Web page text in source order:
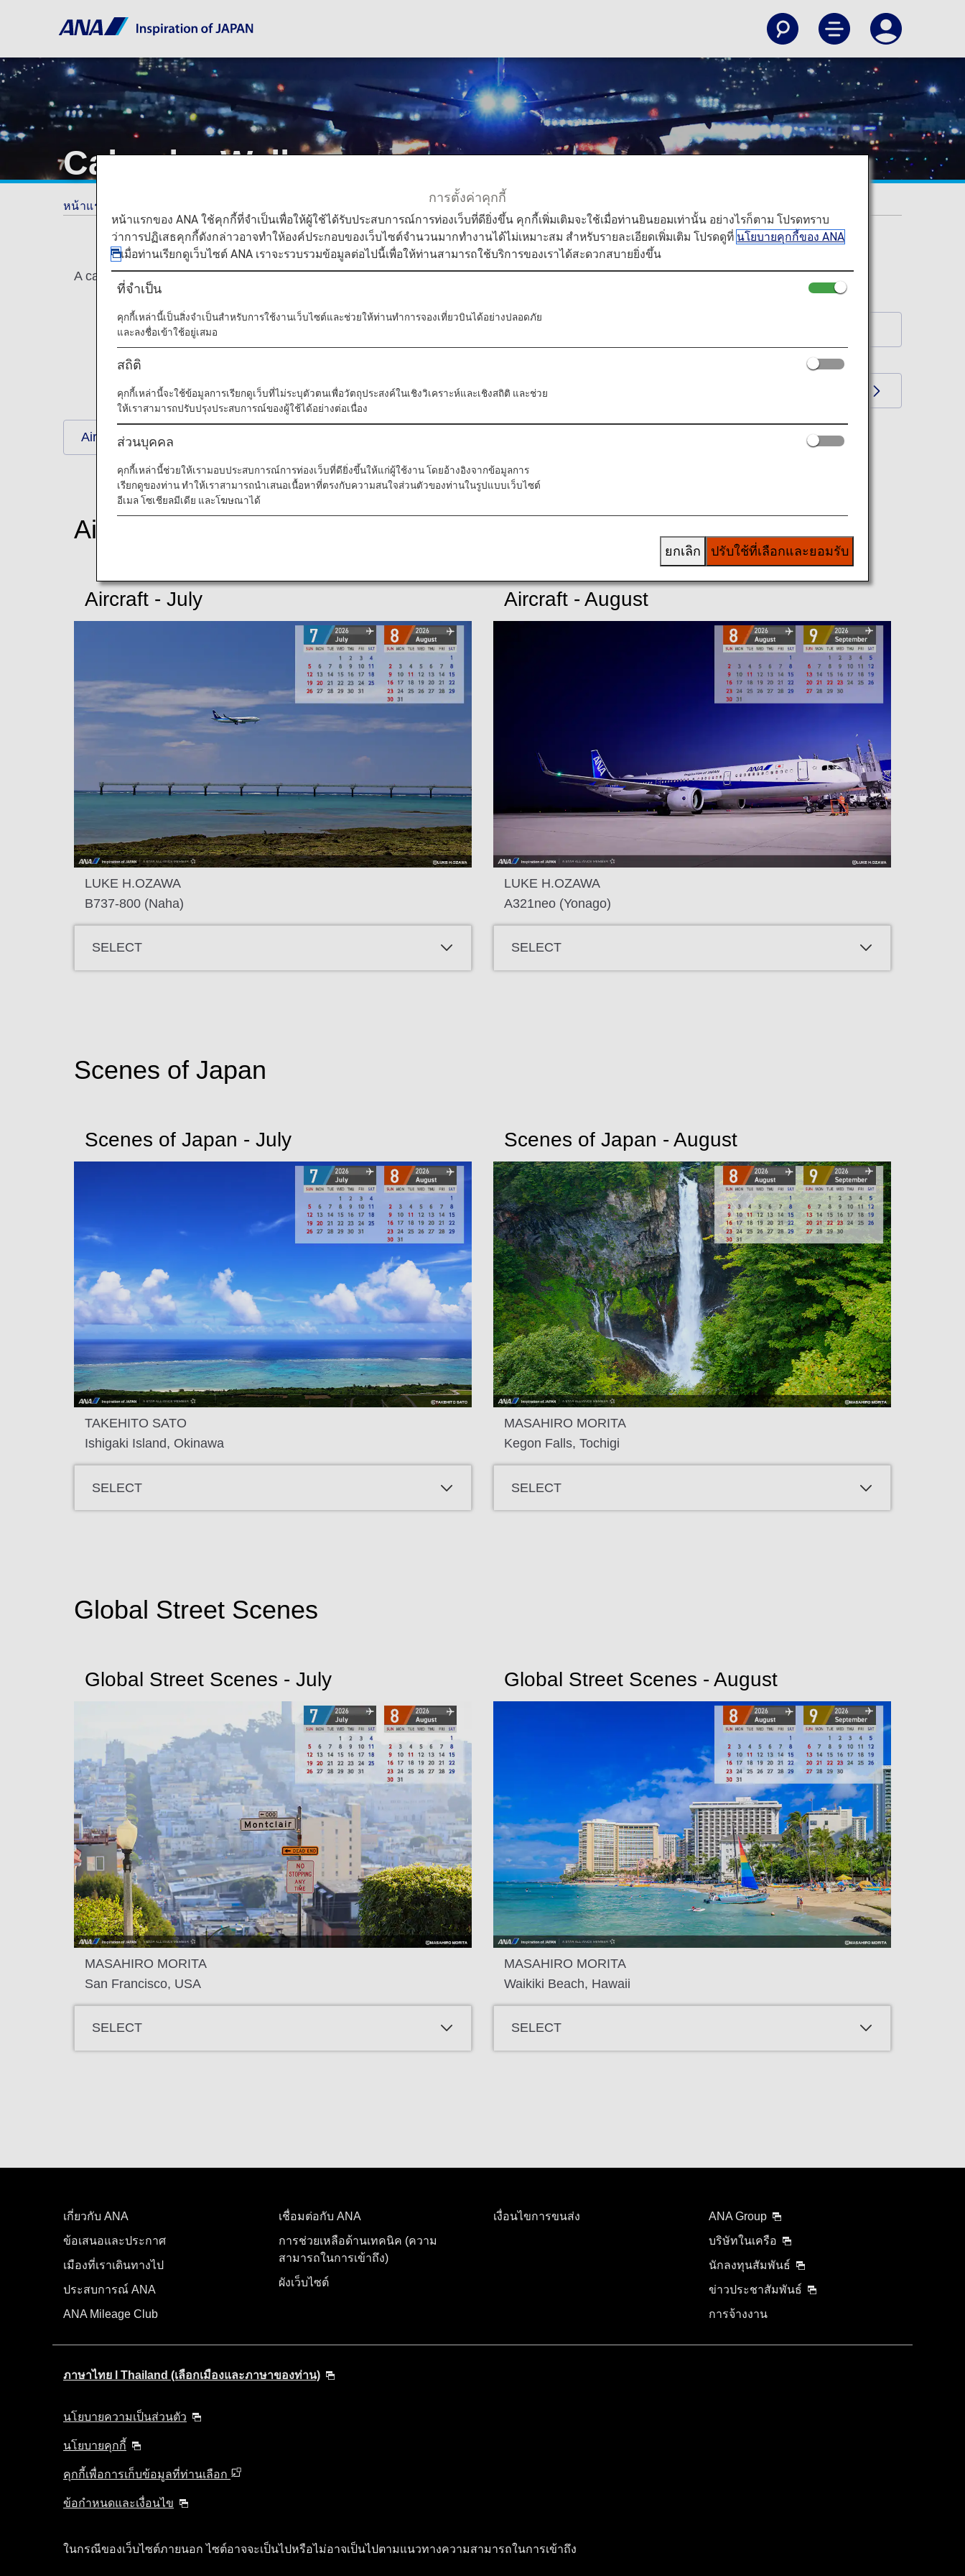
Calendar Wallpaper
หน้าแรก Calendar Wallpaper
A calendar makes the images both beautiful and convenient. Please choose the best size for your PC. (Updated monthly)
Aircraft
Aircraft
Aircraft - July
LUKE H.OZAWA
B737-800 (Naha)
SELECT
Aircraft - August
LUKE H.OZAWA
A321neo (Yonago)
SELECT
Scenes of Japan
Scenes of Japan - July
TAKEHITO SATO
Ishigaki Island, Okinawa
SELECT
Scenes of Japan - August
MASAHIRO MORITA
Kegon Falls, Tochigi
SELECT
Global Street Scenes
Global Street Scenes - July
MASAHIRO MORITA
San Francisco, USA
SELECT
Global Street Scenes - August
MASAHIRO MORITA
Waikiki Beach, Hawaii
SELECT
เกี่ยวกับ ANA
ข้อเสนอและประกาศ
เมืองที่เราเดินทางไป
ประสบการณ์ ANA
ANA Mileage Club
เชื่อมต่อกับ ANA
การช่วยเหลือด้านเทคนิค (ความ
สามารถในการเข้าถึง)
ผังเว็บไซต์
เงื่อนไขการขนส่ง
ANA Group
บริษัทในเครือ
นักลงทุนสัมพันธ์
ข่าวประชาสัมพันธ์
การจ้างงาน
ภาษาไทย l Thailand (เลือกเมืองและภาษาของท่าน)
นโยบายความเป็นส่วนตัว
นโยบายคุกกี้
คุกกี้เพื่อการเก็บข้อมูลที่ท่านเลือก
ข้อกำหนดและเงื่อนไข
ในกรณีของเว็บไซต์ภายนอก ไซต์อาจจะเป็นไปหรือไม่อาจเป็นไปตามแนวทางความสามารถในการเข้าถึง
การตั้งค่าคุกกี้
หน้าแรกของ ANA ใช้คุกกี้ที่จำเป็นเพื่อให้ผู้ใช้ได้รับประสบการณ์การท่องเว็บที่ดียิ่งขึ้น คุกกี้เพิ่มเติมจะใช้เมื่อท่านยินยอมเท่านั้น อย่างไรก็ตาม โปรดทราบ
ว่าการปฏิเสธคุกกี้ดังกล่าวอาจทำให้องค์ประกอบของเว็บไซต์จำนวนมากทำงานได้ไม่เหมาะสม สำหรับรายละเอียดเพิ่มเติม โปรดดูที่ นโยบายคุกกี้ของ ANA
เมื่อท่านเรียกดูเว็บไซต์ ANA เราจะรวบรวมข้อมูลต่อไปนี้เพื่อให้ท่านสามารถใช้บริการของเราได้สะดวกสบายยิ่งขึ้น
ที่จำเป็น
คุกกี้เหล่านี้เป็นสิ่งจำเป็นสำหรับการใช้งานเว็บไซต์และช่วยให้ท่านทำการจองเที่ยวบินได้อย่างปลอดภัย
และลงชื่อเข้าใช้อยู่เสมอ
สถิติ
คุกกี้เหล่านี้จะใช้ข้อมูลการเรียกดูเว็บที่ไม่ระบุตัวตนเพื่อวัตถุประสงค์ในเชิงวิเคราะห์และเชิงสถิติ และช่วย
ให้เราสามารถปรับปรุงประสบการณ์ของผู้ใช้ได้อย่างต่อเนื่อง
ส่วนบุคคล
คุกกี้เหล่านี้ช่วยให้เรามอบประสบการณ์การท่องเว็บที่ดียิ่งขึ้นให้แก่ผู้ใช้งาน โดยอ้างอิงจากข้อมูลการ
เรียกดูของท่าน ทำให้เราสามารถนำเสนอเนื้อหาที่ตรงกับความสนใจส่วนตัวของท่านในรูปแบบเว็บไซต์
อีเมล โซเชียลมีเดีย และโฆษณาได้
ปรับใช้ที่เลือกและยอมรับ
ยกเลิก